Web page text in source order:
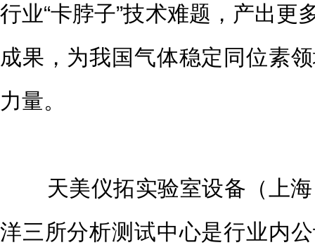
行业“卡脖子”技术难题，产出
成果，为我国气体稳定同位素
力量。
天美仪拓实验室设备（上海
洋三所分析测试中心是行业内